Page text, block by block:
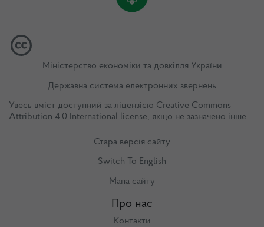
Міністерство економіки та довкілля України
Державна система електронних звернень
Увесь вміст доступний за ліцензією Creative Commons
Attribution 4.0 International license, якщо не зазначено інше.
Стара версія сайту
Switch To English
Мапа сайту
Про нас
Контакти